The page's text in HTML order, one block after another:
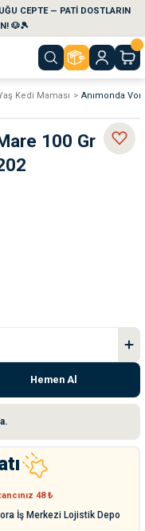
CEPTE — PATİ DOSTLARIN
🐶🎾
Kedi Maması Anımonda
100 Gr
Hemen Al
48 ₺
İş Merkezi Lojistik Depo